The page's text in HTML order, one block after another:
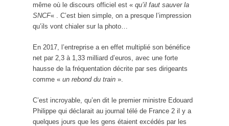
même où le discours officiel est « qu’il faut sauver la
SNCF« . C’est bien simple, on a presque l’impression
qu’ils vont chialer sur la photo…
En 2017, l’entreprise a en effet multiplié son bénéfice
net par 2,3 à 1,33 milliard d’euros, avec une forte
hausse de la fréquentation décrite par ses dirigeants
comme « un rebond du train ».
C’est incroyable, qu’en dit le premier ministre Edouard
Philippe qui déclarait au journal télé de France 2 il y a
quelques jours que les gens étaient excédés par les